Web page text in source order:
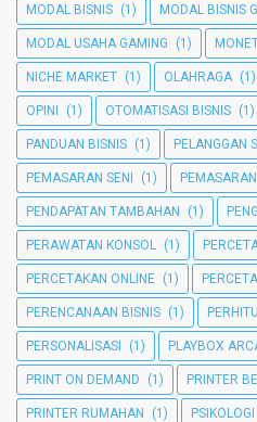
MODAL BISNIS (1) MODAL BISNIS
MODAL USAHA GAMING (1)
NICHE MARKET (1) OLAHRAGA (1)
OPINI (1) OTOMATISASI BISNIS (1)
PANDUAN BISNIS (1) PELANGGAN
PEMASARAN SENI (1)
PENDAPATAN TAMBAHAN (1)
PERAWATAN KONSOL (1)
PERCETAKAN ONLINE (1)
PERENCANAAN BISNIS (1)
PERSONALISASI (1) PLAYBOX
PRINT ON DEMAND (1) PRINTER
PRINTER RUMAHAN (1)